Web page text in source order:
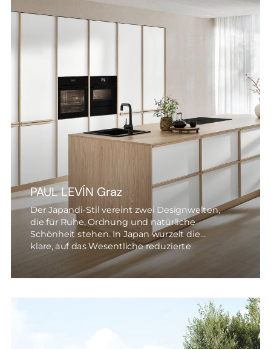
PAUL LEVÍN Graz
Der Japandi-Stil vereint zwei Designwelten,
die für Ruhe, Ordnung und natürliche
Schönheit stehen. In Japan wurzelt die
klare, auf das Wesentliche reduzierte
Ästhetik – in Skandinavien die warme,
unaufdringliche Behaglichkeit.